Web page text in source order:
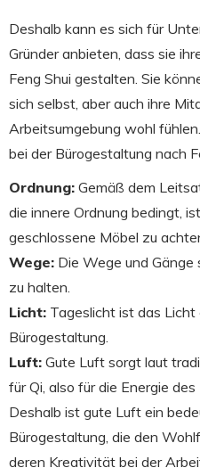
Deshalb kann es sich für
Gründer anbieten, dass sie
Feng Shui gestalten. Sie
sich selbst, aber auch ihre
Arbeitsumgebung wohl
bei der Bürogestaltung nach
Ordnung: Gemäß dem
die innere Ordnung bedingt,
geschlossene Möbel zu
Wege: Die Wege und Gänge
zu halten.
Licht: Tageslicht ist das Licht
Bürogestaltung.
Luft: Gute Luft sorgt laut
für Qi, also für die Energie
Deshalb ist gute Luft ein
Bürogestaltung, die den
deren Kreativität bei der